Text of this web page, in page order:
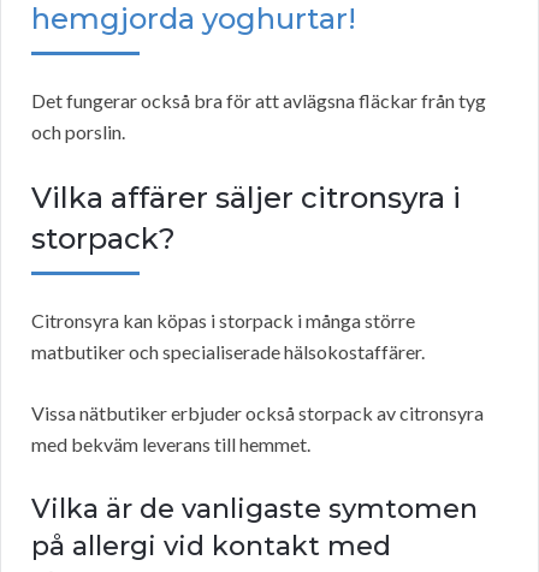
hemgjorda yoghurtar!
Det fungerar också bra för att avlägsna fläckar från tyg
och porslin.
Vilka affärer säljer citronsyra i
storpack?
Citronsyra kan köpas i storpack i många större
matbutiker och specialiserade hälsokostaffärer.
Vissa nätbutiker erbjuder också storpack av citronsyra
med bekväm leverans till hemmet.
Vilka är de vanligaste symtomen
på allergi vid kontakt med